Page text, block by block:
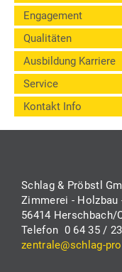
Engagement
Qualitäten
Ausbildung Karriere
Service
Kontakt Info
Schlag & Pröbstl
Zimmerei - Holzbau
56414 Herschbach/
Telefon 0 64 35 /
zentrale@schlag-